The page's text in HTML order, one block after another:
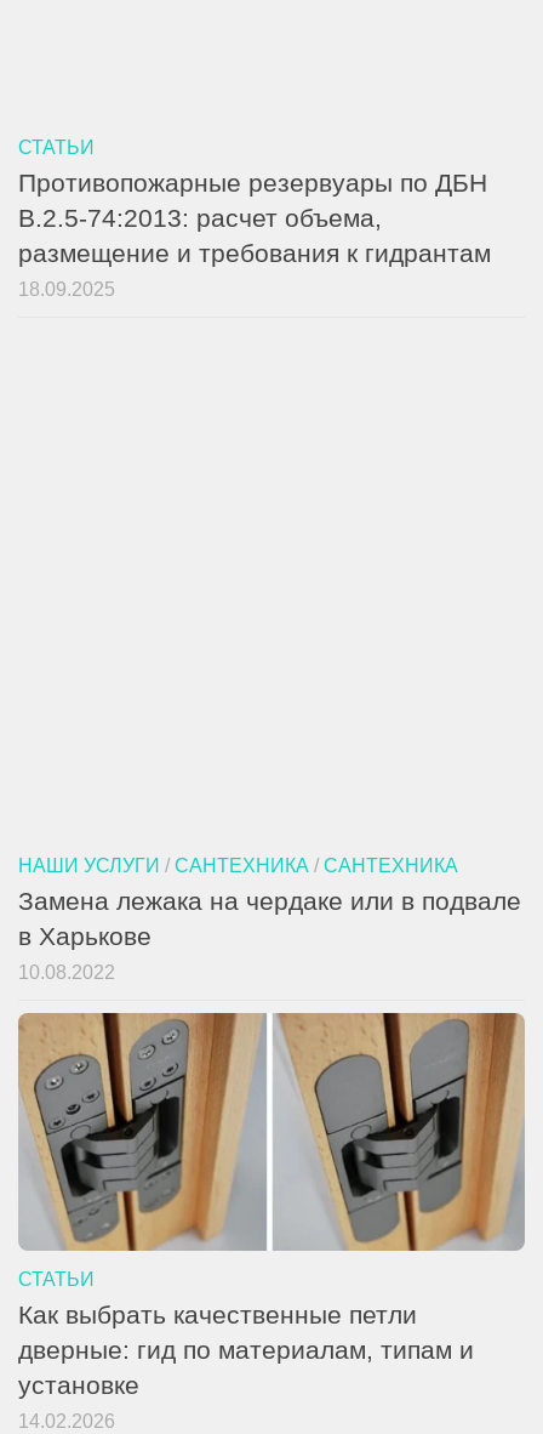
СТАТЬИ
Противопожарные резервуары по ДБН
В.2.5-74:2013: расчет объема,
размещение и требования к гидрантам
18.09.2025
НАШИ УСЛУГИ / САНТЕХНИКА / САНТЕХНИКА
Замена лежака на чердаке или в подвале
в Харькове
10.08.2022
СТАТЬИ
Как выбрать качественные петли
дверные: гид по материалам, типам и
установке
14.02.2026